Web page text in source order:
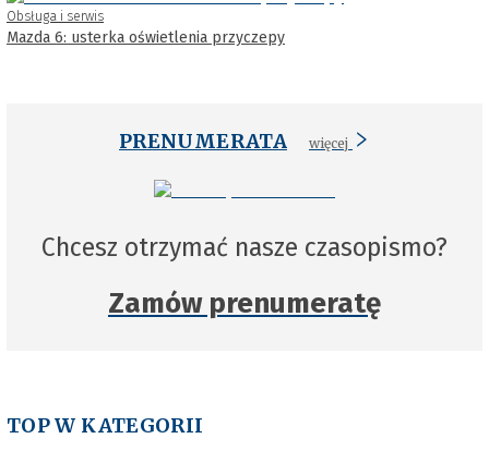
Obsługa i serwis
Mazda 6: usterka oświetlenia przyczepy
PRENUMERATA więcej
Chcesz otrzymać nasze czasopismo?
Zamów prenumeratę
TOP W KATEGORII